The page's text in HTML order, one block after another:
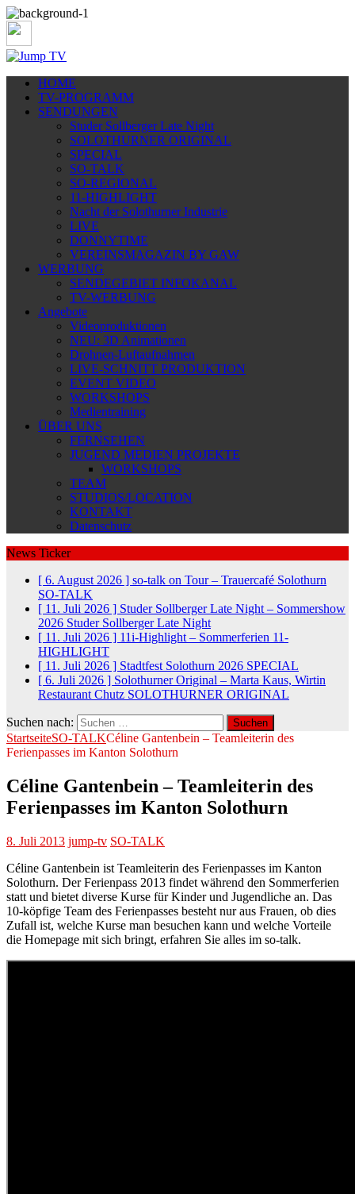
HOME
TV-PROGRAMM
SENDUNGEN
Studer Sollberger Late Night
SOLOTHURNER ORIGINAL
SPECIAL
SO-TALK
SO-REGIONAL
11-HIGHLIGHT
Nacht der Solothurner Industrie
LIVE
DONNYTIME
VEREINSMAGAZIN BY GAW
WERBUNG
SENDEGEBIET INFOKANAL
TV-WERBUNG
Angebote
Videoproduktionen
NEU: 3D Animationen
Drohnen-Luftaufnahmen
LIVE-SCHNITT PRODUKTION
EVENT VIDEO
WORKSHOPS
Medientraining
ÜBER UNS
FERNSEHEN
JUGEND MEDIEN PROJEKTE
WORKSHOPS
TEAM
STUDIOS/LOCATION
KONTAKT
Datenschutz
News Ticker
[ 6. August 2026 ] so-talk on Tour – Trauercafé Solothurn
SO-TALK
[ 11. Juli 2026 ] Studer Sollberger Late Night – Sommershow
2026 Studer Sollberger Late Night
[ 11. Juli 2026 ] 11i-Highlight – Sommerferien 11-
HIGHLIGHT
[ 11. Juli 2026 ] Stadtfest Solothurn 2026 SPECIAL
[ 6. Juli 2026 ] Solothurner Original – Marta Kaus, Wirtin
Restaurant Chutz SOLOTHURNER ORIGINAL
Suchen nach:
StartseiteSO-TALKCéline Gantenbein – Teamleiterin des
Ferienpasses im Kanton Solothurn
Céline Gantenbein – Teamleiterin des
Ferienpasses im Kanton Solothurn
8. Juli 2013 jump-tv SO-TALK
Céline Gantenbein ist Teamleiterin des Ferienpasses im Kanton
Solothurn. Der Ferienpass 2013 findet während den Sommerferien
statt und bietet diverse Kurse für Kinder und Jugendliche an. Das
10-köpfige Team des Ferienpasses besteht nur aus Frauen, ob dies
Zufall ist, welche Kurse man besuchen kann und welche Vorteile
die Homepage mit sich bringt, erfahren Sie alles im so-talk.